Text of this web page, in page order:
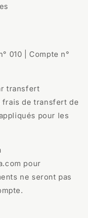
010 |
Compte n°
transfert
frais de transfert de
pour les
pour
ne seront pas